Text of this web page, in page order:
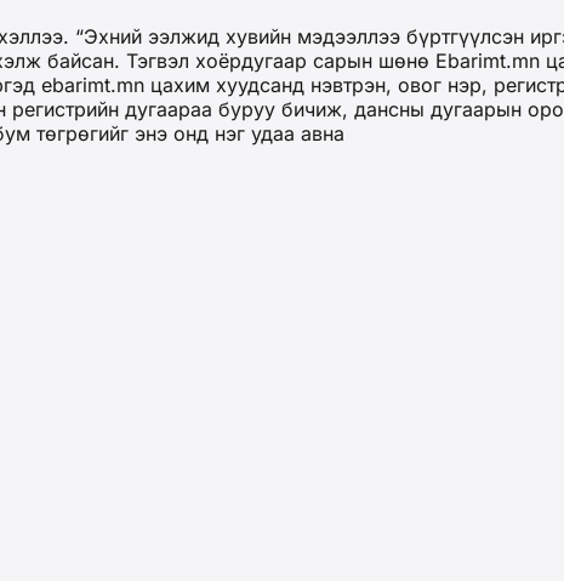
“Эхний ээлжид хувийн мэдээллээ бүртгүүлсэн
байсан. Тэгвэл хоёрдугаар сарын шөнө Ebarimt.mn
ebarimt.mn цахим хуудсанд нэвтрэн, овог нэр,
дугаараа буруу бичиж, дансны дугаарын
төгрөгийг энэ онд нэг удаа авна